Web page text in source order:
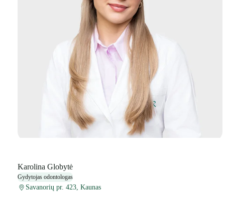
Karolina Globytė
Gydytojas odontologas
Savanorių pr. 423, Kaunas